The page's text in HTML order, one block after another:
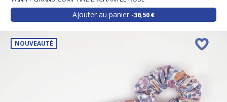
Ajouter au panier 36,50 €
NOUVEAUTÉ